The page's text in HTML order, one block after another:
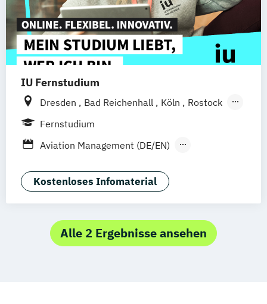
IU Fernstudium
Dresden Bad Reichenhall Köln
Rostock
Freiburg
Deggendorf Karlsruhe Kassel
Oberhausen Offenbach Saarbrücken
Neu-Ulm Graz Innsbruck Wien
Augsburg Freising Friedrichshafen
Klagenfurt Magdeburg Münster Trier
Würzburg Chemnitz Linz
Fernstudium
Aviation Management (DE/EN)
General Management
Tourismusmanagement
Kostenloses Infomaterial
Alle 2 Ergebnisse ansehen